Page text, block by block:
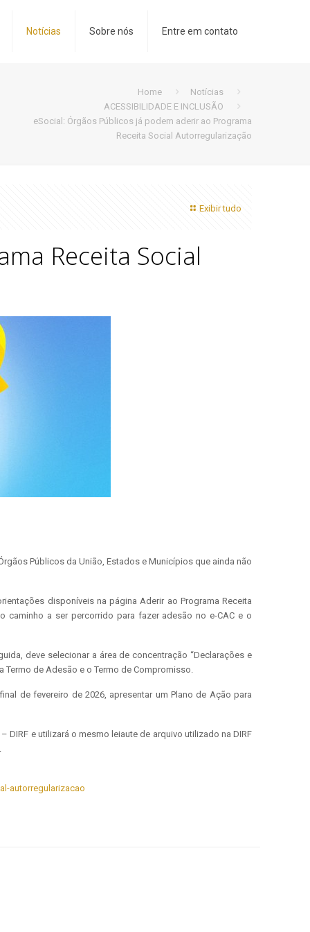
Notícias Sobre nós Entre em contato
Home
Notícias
ACESSIBILIDADE E INCLUSÃO
eSocial: Órgãos Públicos já podem aderir ao Programa
Receita Social Autorregularização
Exibir tudo
Receita Social
Públicos da União, Estados e Municípios que ainda não
disponíveis na página Aderir ao Programa Receita
caminho a ser percorrido para fazer adesão no e-CAC e o
deve selecionar a área de concentração “Declarações e
Termo de Adesão e o Termo de Compromisso.
de fevereiro de 2026, apresentar um Plano de Ação para
e utilizará o mesmo leiaute de arquivo utilizado na DIRF
autorregularizacao